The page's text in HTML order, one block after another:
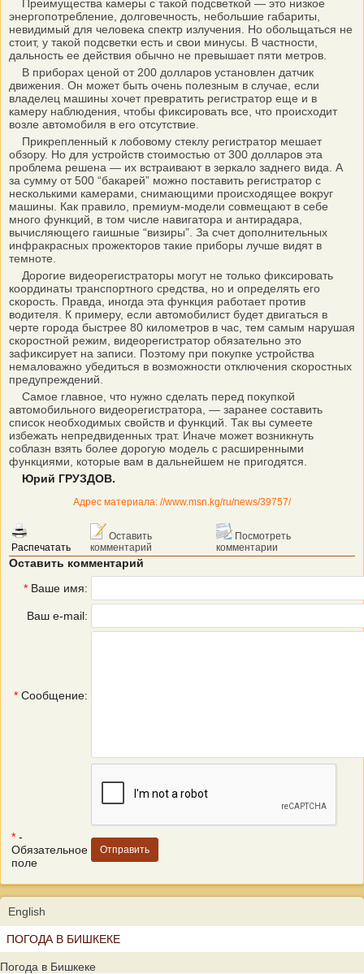
Преимущества камеры с такой подсветкой — это низкое
энергопотребление, долговечность, небольшие габариты,
невидимый для человека спектр излучения. Но обольщаться не
стоит, у такой подсветки есть и свои минусы. В частности,
дальность ее действия обычно не превышает пяти метров.
В приборах ценой от 200 долларов установлен датчик
движения. Он может быть очень полезным в случае, если
владелец машины хочет превратить регистратор еще и в
камеру наблюдения, чтобы фиксировать все, что происходит
возле автомобиля в его отсутствие.
Прикрепленный к лобовому стеклу регистратор мешает
обзору. Но для устройств стоимостью от 300 долларов эта
проблема решена — их встраивают в зеркало заднего вида. А
за сумму от 500 “бакарей” можно поставить регистратор с
несколькими камерами, снимающими происходящее вокруг
машины. Как правило, премиум-модели совмещают в себе
много функций, в том числе навигатора и антирадара,
вычисляющего гаишные “визиры”. За счет дополнительных
инфракрасных прожекторов такие приборы лучше видят в
темноте.
Дорогие видеорегистраторы могут не только фиксировать
координаты транспортного средства, но и определять его
скорость. Правда, иногда эта функция работает против
водителя. К примеру, если автомобилист будет двигаться в
черте города быстрее 80 километров в час, тем самым нарушая
скоростной режим, видеорегистратор обязательно это
зафиксирует на записи. Поэтому при покупке устройства
немаловажно убедиться в возможности отключения скоростных
предупреждений.
Самое главное, что нужно сделать перед покупкой
автомобильного видеорегистратора, — заранее составить
список необходимых свойств и функций. Так вы сумеете
избежать непредвиденных трат. Иначе может возникнуть
соблазн взять более дорогую модель с расширенными
функциями, которые вам в дальнейшем не пригодятся.
Юрий ГРУЗДОВ.
Адрес материала: //www.msn.kg/ru/news/39757/
Распечатать
Оставить
комментарий
Посмотреть
комментарии
Оставить комментарий
* Ваше имя:
Ваш e-mail:
* Сообщение:
* -
Обязательное
поле
English
ПОГОДА В БИШКЕКЕ
Погода в Бишкеке